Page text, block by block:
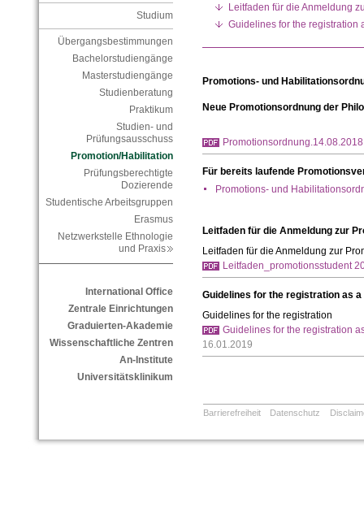
Studium
Übergangsbestimmungen
Bachelorstudiengänge
Masterstudiengänge
Studienberatung
Praktikum
Studien- und
Prüfungsausschuss
Promotion/Habilitation
Prüfungsberechtigte
Dozierende
Studentische Arbeitsgruppen
Erasmus
Netzwerkstelle Ethnologie
und Praxis
International Office
Zentrale Einrichtungen
Graduierten-Akademie
Wissenschaftliche Zentren
An-Institute
Universitätsklinikum
Leitfaden für die Anmeldung
Guidelines for the registration
Promotions- und
Neue Promotionsordnung der
Für bereits laufende
Promotions- und
Leitfaden für die Anmeldung zur
Leitfaden für die Anmeldung zur
Leitfaden_promotionsstudent
Guidelines for the registration as
Guidelines for the registration
Guidelines for the registration
16.01.2019
Barrierefreiheit Datenschutz